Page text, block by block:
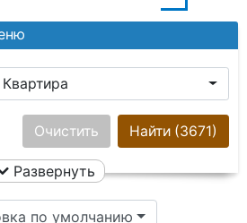
Квартира
Ничего не выбраноНайти (3671)
Очистить
Развернуть
по умолчанию